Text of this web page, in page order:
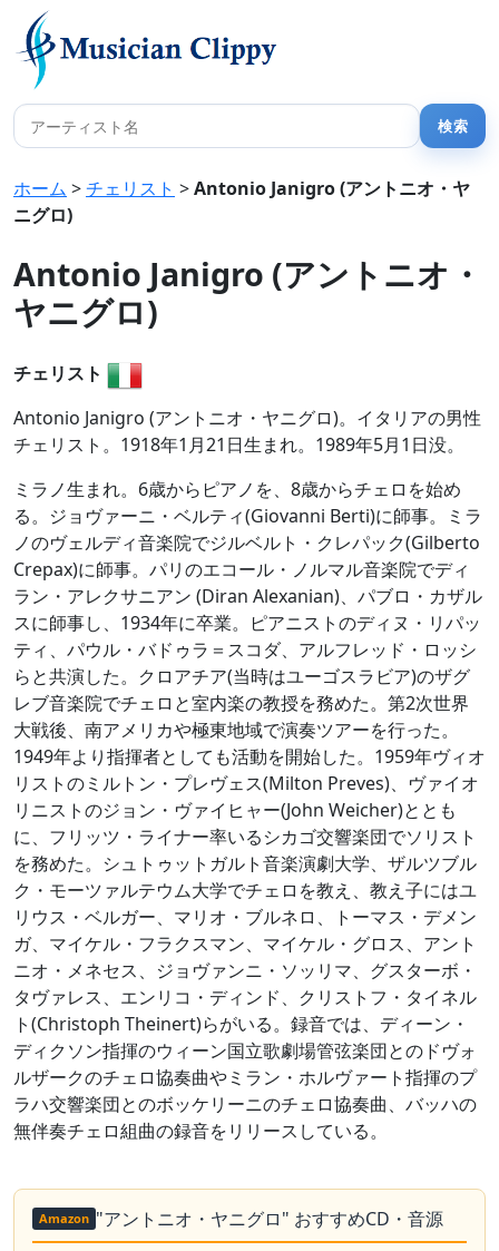
ホーム >チェリスト >Antonio Janigro (アントニオ・ヤ
ニグロ)
Antonio Janigro (アントニオ・
ヤニグロ)
チェリスト
Antonio Janigro (アントニオ・ヤニグロ)。イタリアの男性
チェリスト。1918年1月21日生まれ。1989年5月1日没。
ミラノ生まれ。6歳からピアノを、8歳からチェロを始め
る。ジョヴァーニ・ベルティ(Giovanni Berti)に師事。ミラ
ノのヴェルディ音楽院でジルベルト・クレパック(Gilberto
Crepax)に師事。パリのエコール・ノルマル音楽院でディ
ラン・アレクサニアン (Diran Alexanian)、パブロ・カザル
スに師事し、1934年に卒業。ピアニストのディヌ・リパッ
ティ、パウル・バドゥラ＝スコダ、アルフレッド・ロッシ
らと共演した。クロアチア(当時はユーゴスラビア)のザグ
レブ音楽院でチェロと室内楽の教授を務めた。第2次世界
大戦後、南アメリカや極東地域で演奏ツアーを行った。
1949年より指揮者としても活動を開始した。1959年ヴィオ
リストのミルトン・プレヴェス(Milton Preves)、ヴァイオ
リニストのジョン・ヴァイヒャー(John Weicher)ととも
に、フリッツ・ライナー率いるシカゴ交響楽団でソリスト
を務めた。シュトゥットガルト音楽演劇大学、ザルツブル
ク・モーツァルテウム大学でチェロを教え、教え子にはユ
リウス・ベルガー、マリオ・ブルネロ、トーマス・デメン
ガ、マイケル・フラクスマン、マイケル・グロス、アント
ニオ・メネセス、ジョヴァンニ・ソッリマ、グスターボ・
タヴァレス、エンリコ・ディンド、クリストフ・タイネル
ト(Christoph Theinert)らがいる。録音では、ディーン・
ディクソン指揮のウィーン国立歌劇場管弦楽団とのドヴォ
ルザークのチェロ協奏曲やミラン・ホルヴァート指揮のプ
ラハ交響楽団とのボッケリーニのチェロ協奏曲、バッハの
無伴奏チェロ組曲の録音をリリースしている。
Amazon "アントニオ・ヤニグロ" おすすめCD・音源